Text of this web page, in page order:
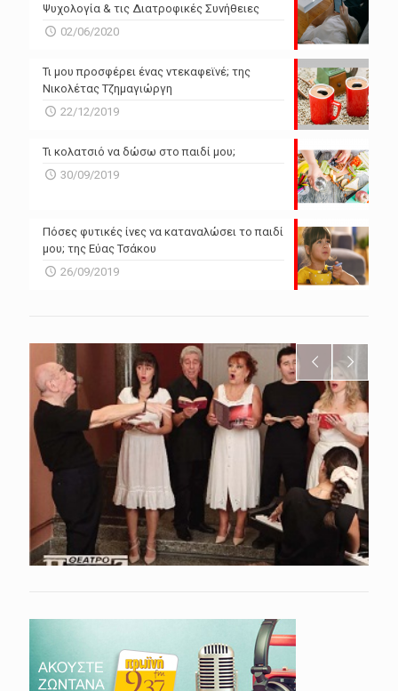
Ψυχολογία & τις Διατροφικές Συνήθειες
02/06/2020
Τι μου προσφέρει ένας ντεκαφεϊνέ; της
Νικολέτας Τζημαγιώργη
22/12/2019
Τι κολατσιό να δώσω στο παιδί μου;
30/09/2019
Πόσες φυτικές ίνες να καταναλώσει το παιδί
μου; της Εύας Τσάκου
26/09/2019